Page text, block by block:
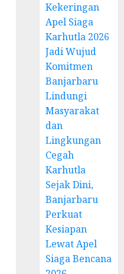
Kekeringan
Apel Siaga
Karhutla 2026
Jadi Wujud
Komitmen
Banjarbaru
Lindungi
Masyarakat
dan
Lingkungan
Cegah
Karhutla
Sejak Dini,
Banjarbaru
Perkuat
Kesiapan
Lewat Apel
Siaga Bencana